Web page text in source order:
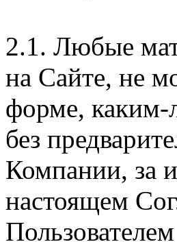
2.1. Любые
на Сайте, не
форме, каким-
без
Компании, за
настоящем